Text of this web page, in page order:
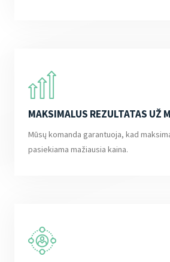
MAKSIMALUS REZULTATAS UŽ
Mūsų komanda garantuoja, kad
pasiekiama mažiausia kaina.